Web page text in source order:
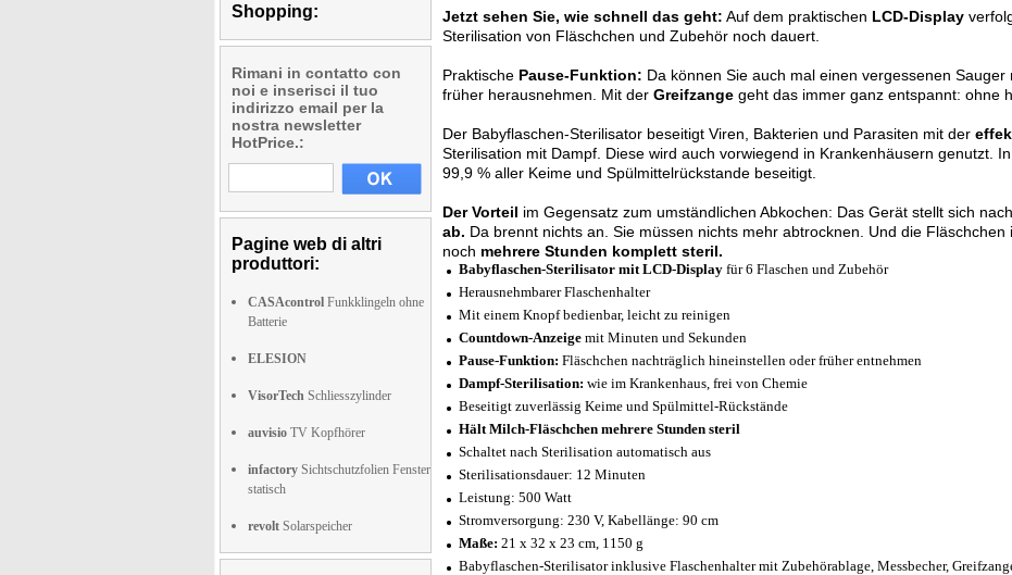
Shopping:
Rimani in contatto con
noi e inserisci il tuo
indirizzo email per la
nostra newsletter
HotPrice.:
Pagine web di altri
produttori:
CASAcontrol Funkklingeln ohne
Batterie
ELESION
VisorTech Schliesszylinder
auvisio TV Kopfhörer
infactory Sichtschutzfolien Fenster
statisch
revolt Solarspeicher
Jetzt sehen Sie, wie schnell das geht: Auf dem praktischen LCD-Display
Sterilisation von Fläschchen und Zubehör noch dauert.
Praktische Pause-Funktion: Da können Sie auch mal einen vergessenen
früher herausnehmen. Mit der Greifzange geht das immer ganz entspannt: ohne
Der Babyflaschen-Sterilisator beseitigt Viren, Bakterien und Parasiten mit der
Sterilisation mit Dampf. Diese wird auch vorwiegend in Krankenhäusern genutzt. In
99,9 % aller Keime und Spülmittelrückstande beseitigt.
Der Vorteil im Gegensatz zum umständlichen Abkochen: Das Gerät stellt sich
ab. Da brennt nichts an. Sie müssen nichts mehr abtrocknen. Und die
noch mehrere Stunden komplett steril.
Babyflaschen-Sterilisator mit LCD-Display für 6 Flaschen und Zubehör
Herausnehmbarer Flaschenhalter
Mit einem Knopf bedienbar, leicht zu reinigen
Countdown-Anzeige mit Minuten und Sekunden
Pause-Funktion: Fläschchen nachträglich hineinstellen oder früher entnehmen
Dampf-Sterilisation: wie im Krankenhaus, frei von Chemie
Beseitigt zuverlässig Keime und Spülmittel-Rückstände
Hält Milch-Fläschchen mehrere Stunden steril
Schaltet nach Sterilisation automatisch aus
Sterilisationsdauer: 12 Minuten
Leistung: 500 Watt
Stromversorgung: 230 V, Kabellänge: 90 cm
Maße: 21 x 32 x 23 cm, 1150 g
Babyflaschen-Sterilisator inklusive Flaschenhalter mit Zubehörablage, Messbecher,